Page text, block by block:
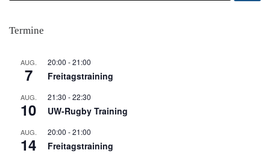
Termine
AUG.
7
20:00 -21:00
Freitagstraining
AUG.
10
21:30 -22:30
UW-Rugby Training
AUG.
14
20:00 -21:00
Freitagstraining